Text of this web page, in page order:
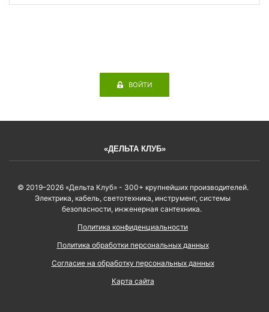
ВОЙТИ
«ДЕЛЬТА КЛУБ»
© 2019–2026 «Дельта Клуб» - 300+ крупнейших производителей.
Электрика, кабель, светотехника, инструмент, системы
безопасности, инженерная сантехника.
Политика конфиденциальности
Политика обработки персональных данных
Согласие на обработку персональных данных
Карта сайта